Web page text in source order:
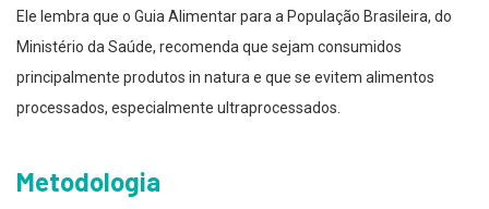
Ele lembra que o Guia Alimentar para a População Brasileira, do
Ministério da Saúde, recomenda que sejam consumidos
principalmente produtos in natura e que se evitem alimentos
processados, especialmente ultraprocessados.
Metodologia